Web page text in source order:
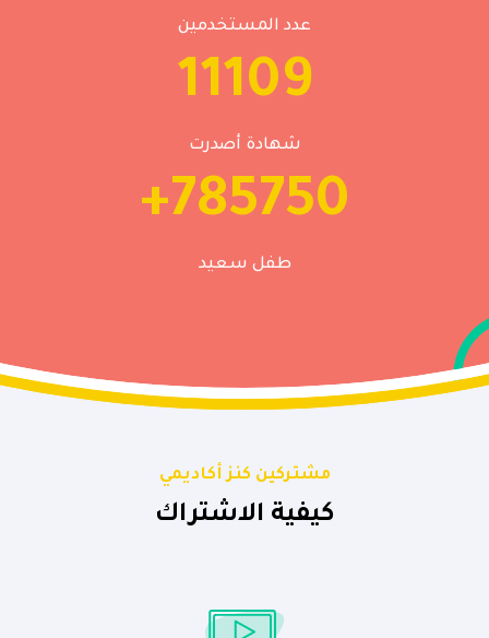
عدد المستخدمين
11109
شهادة أصدرت
785750+
طفل سعيد
مشتركين كنز أكاديمي
كيفية الاشتراك